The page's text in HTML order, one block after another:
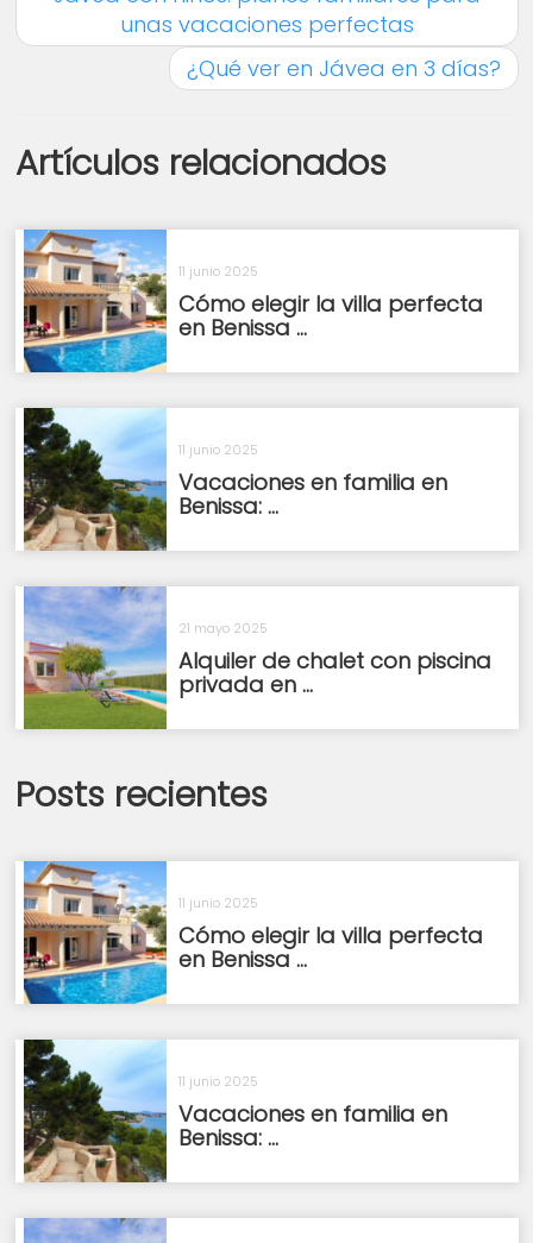
unas vacaciones perfectas
¿Qué ver en Jávea en 3 días?
Artículos relacionados
11 junio 2025
Cómo elegir la villa perfecta
en Benissa ...
11 junio 2025
Vacaciones en familia en
Benissa: ...
21 mayo 2025
Alquiler de chalet con piscina
privada en ...
Posts recientes
11 junio 2025
Cómo elegir la villa perfecta
en Benissa ...
11 junio 2025
Vacaciones en familia en
Benissa: ...